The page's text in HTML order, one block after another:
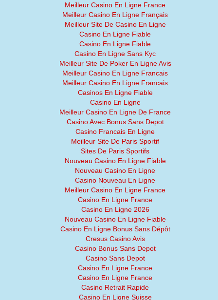
Meilleur Casino En Ligne France
Meilleur Casino En Ligne Français
Meilleur Site De Casino En Ligne
Casino En Ligne Fiable
Casino En Ligne Fiable
Casino En Ligne Sans Kyc
Meilleur Site De Poker En Ligne Avis
Meilleur Casino En Ligne Francais
Meilleur Casino En Ligne Francais
Casinos En Ligne Fiable
Casino En Ligne
Meilleur Casino En Ligne De France
Casino Avec Bonus Sans Depot
Casino Francais En Ligne
Meilleur Site De Paris Sportif
Sites De Paris Sportifs
Nouveau Casino En Ligne Fiable
Nouveau Casino En Ligne
Casino Nouveau En Ligne
Meilleur Casino En Ligne France
Casino En Ligne France
Casino En Ligne 2026
Nouveau Casino En Ligne Fiable
Casino En Ligne Bonus Sans Dépôt
Cresus Casino Avis
Casino Bonus Sans Depot
Casino Sans Depot
Casino En Ligne France
Casino En Ligne France
Casino Retrait Rapide
Casino En Ligne Suisse